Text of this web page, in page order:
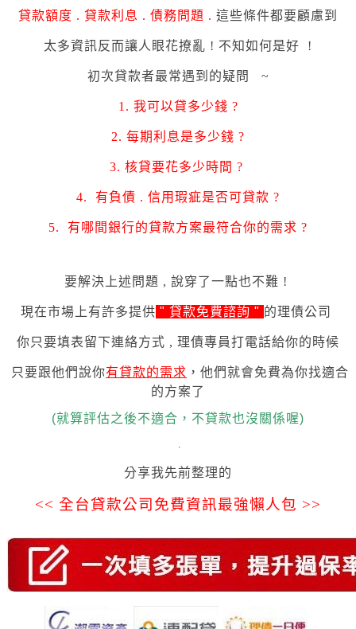
貸款額度 . 貸款利息 . 債務問題 . 這些條件都要顧慮到
太多資訊反而讓人眼花撩亂 ! 不知如何是好 !
初次貸款者最常遇到的疑問 ~
1. 我可以貸多少錢 ?
2. 每期利息是多少錢 ?
3. 核貸要花多少時間 ?
4. 有負債 . 信用瑕疵是否可貸款 ?
5. 有哪間銀行的貸款方案最符合你的需求 ?
要解決上述問題 , 說穿了一點也不難 !
現在市場上有許多提供 " 貸款免費諮詢 " 的理債公司
你只要填表留下連絡方式 , 理債專員打電話給你的時候
只要跟他們說你有貸款的需求 ，他們就會免費為你找適合
的方案了
(就算評估之後不適合，不貸款也沒關係喔)
分享我先前整理的
<< 全台貸款公司免費資訊最強懶人包 >>